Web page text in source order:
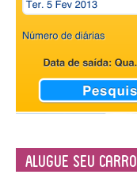
Alugue seu Carro